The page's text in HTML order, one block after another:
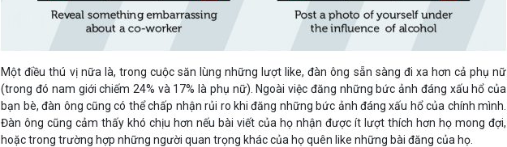
Một điều thú vị nữa là, trong cuộc săn lùng những lượt like, đàn ông sẵn sàng đi xa hơn cả phụ nữ
(trong đó nam giới chiếm 24% và 17% là phụ nữ). Ngoài việc đăng những bức ảnh đáng xấu hổ của
bạn bè, đàn ông cũng có thể chấp nhận rủi ro khi đăng những bức ảnh đáng xấu hổ của chính mình.
Đàn ông cũng cảm thấy khó chịu hơn nếu bài viết của họ nhận được ít lượt thích hơn họ mong đợi,
hoặc trong trường hợp những người quan trọng khác của họ quên like những bài đăng của họ.